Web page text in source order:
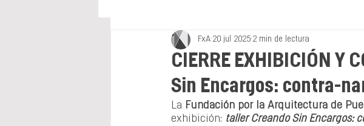
Arquitectura Paisajista Publicación Patrimonio Histórico
Nuevas Voces Somos Creativos
CIERRE EXHIBICIÓN Y
Sin Encargos: contra-
FxA 20 jul 2025 2 min de lectura
La Fundación por la Arquitectura de
exhibición: taller Creando Sin Encargos: